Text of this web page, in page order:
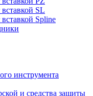
SL
Spline
инструмента
и средства защиты